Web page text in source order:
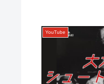
YouTube